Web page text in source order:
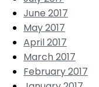
June 2017
May 2017
April 2017
March 2017
February 2017